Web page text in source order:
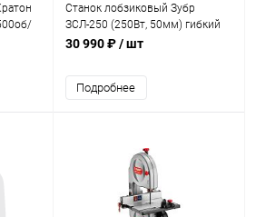
Станок лобзиковый Зубр
ЗСЛ-250 (250Вт, 50мм) гибкий
вал
30 990 ₽/ шт
Подробнее